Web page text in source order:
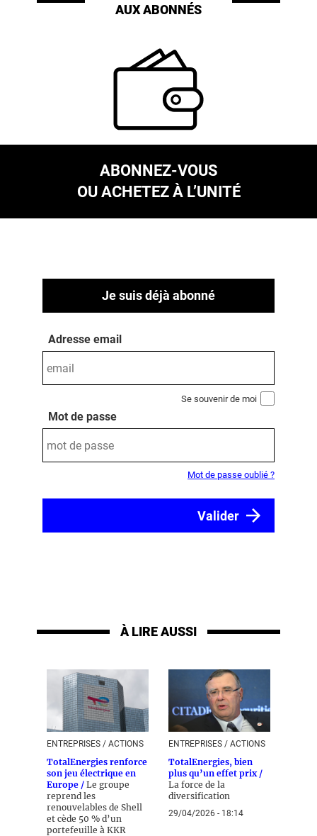
AUX ABONNÉS
ABONNEZ-VOUS
OU ACHETEZ À L’UNITÉ
Je suis déjà abonné
Adresse email
Se souvenir de moi
Mot de passe
Mot de passe oublié ?
À LIRE AUSSI
ENTREPRISES / ACTIONS
TotalEnergies renforce
son jeu électrique en
Europe / Le groupe
reprend les
renouvelables de Shell
et cède 50 % d’un
portefeuille à KKR
ENTREPRISES / ACTIONS
TotalEnergies, bien
plus qu’un effet prix /
La force de la
diversification
29/04/2026 - 18:14